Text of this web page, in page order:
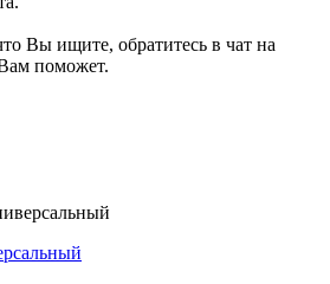
Вы ищите, обратитесь в чат на
поможет.